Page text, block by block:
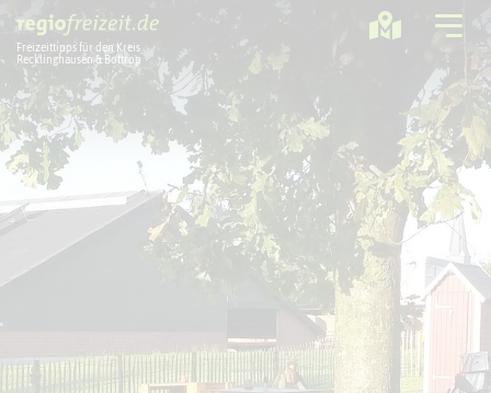
Freizeittipps für den Kreis
Recklinghausen & Bottrop
Ausflugstipps
Sport + Bewegung
Aktuelles
Freizeitregion